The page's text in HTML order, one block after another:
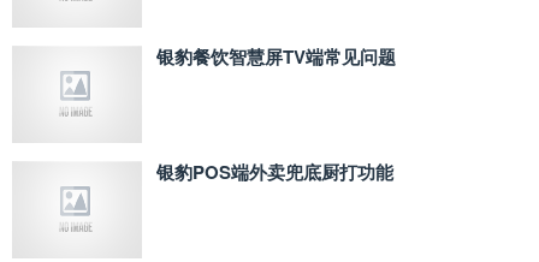
银豹餐饮智慧屏TV端常见问题
银豹POS端外卖兜底厨打功能